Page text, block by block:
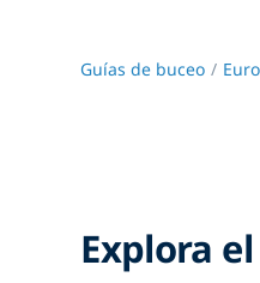
Guías de buceo
Explora